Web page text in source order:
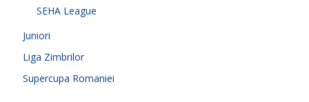
SEHA League
Juniori
Liga Zimbrilor
Supercupa Romaniei